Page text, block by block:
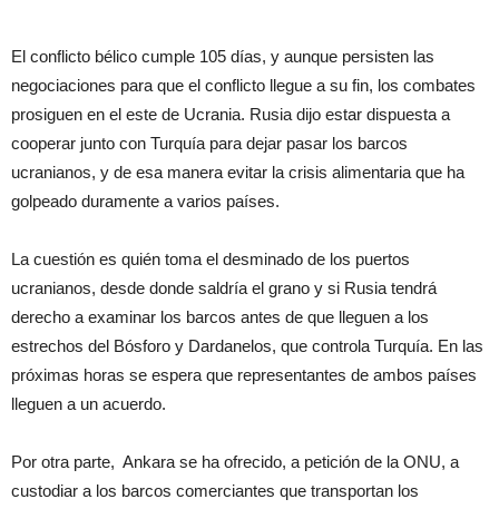
El conflicto bélico cumple 105 días, y aunque persisten las
negociaciones para que el conflicto llegue a su fin, los combates
prosiguen en el este de Ucrania. Rusia dijo estar dispuesta a
cooperar junto con Turquía para dejar pasar los barcos
ucranianos, y de esa manera evitar la crisis alimentaria que ha
golpeado duramente a varios países.
La cuestión es quién toma el desminado de los puertos
ucranianos, desde donde saldría el grano y si Rusia tendrá
derecho a examinar los barcos antes de que lleguen a los
estrechos del Bósforo y Dardanelos, que controla Turquía. En las
próximas horas se espera que representantes de ambos países
lleguen a un acuerdo.
Por otra parte, Ankara se ha ofrecido, a petición de la ONU, a
custodiar a los barcos comerciantes que transportan los